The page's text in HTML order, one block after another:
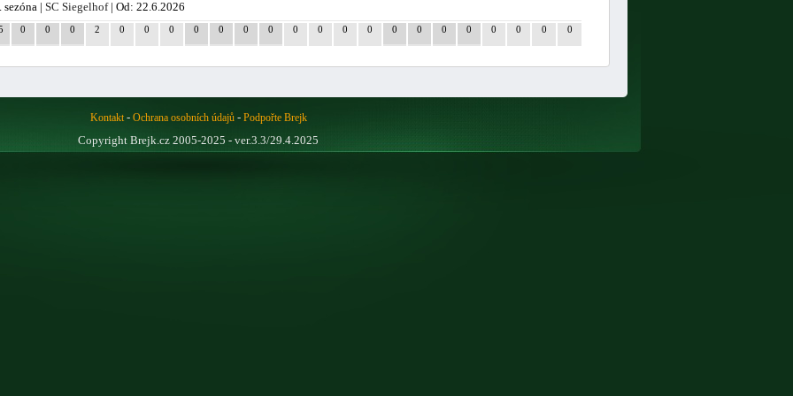
sezóna |SC Siegelhof| Od: 22.6.2026
0 0 0 2 0 0 0 0 0 0 0 0 0 0 0 0 0 0 0 0 0 0 0
Kontakt- Ochrana osobních údajů- Podpořte Brejk
Copyright Brejk.cz 2005-2025 - ver.3.3/29.4.2025